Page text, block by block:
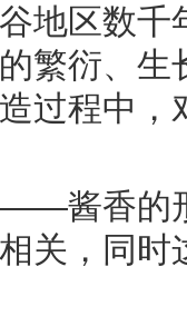
地区数
繁衍、
过程中
香的形
关，同